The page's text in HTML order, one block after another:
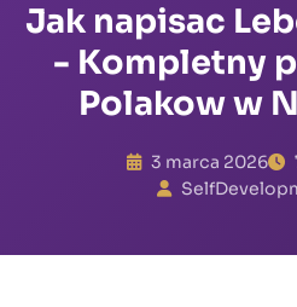
Jak napisac
- Kompletny
Polakow w
3 marca 2026